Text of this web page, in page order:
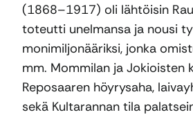
(1868–1917) oli lähtöisin
toteutti unelmansa ja nousi
monimiljonääriksi, jonka
mm. Mommilan ja Jokioisten
Reposaaren höyrysaha,
sekä Kultarannan tila